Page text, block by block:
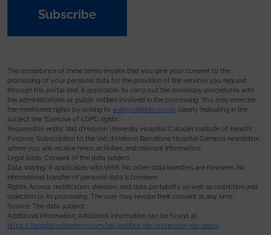
Subscribe
The acceptance of these terms implies that you give your consent to the
processing of your personal data for the provision of the services you request
through this portal and, if applicable, to carry out the necessary procedures with
the administrations or public entities involved in the processing. You may exercise
the mentioned rights by writing to web@vallhebron.cat, clearly indicating in the
subject line “Exercise of LOPD rights”.
Responsible entity: Vall d’Hebron University Hospital (Catalan Institute of Health).
Purpose: Subscription to the Vall d’Hebron Barcelona Hospital Campus newsletter,
where you will receive news, activities, and relevant information.
Legal basis: Consent of the data subject.
Data sharing: If applicable, with VHIR. No other data transfers are foreseen. No
international transfer of personal data is foreseen.
Rights: Access, rectification, deletion, and data portability, as well as restriction and
objection to its processing. The user may revoke their consent at any time.
Source: The data subject.
Additional information: Additional information can be found at
https://hospital.vallhebron.com/es/politica-de-proteccion-de-datos